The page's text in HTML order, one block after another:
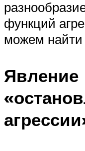
функций
можем найти
Явление